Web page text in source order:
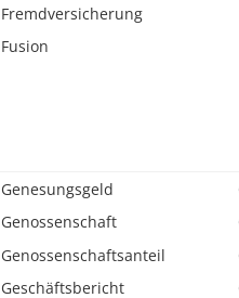
Fremdversicherung
Fusion
Genesungsgeld
Genossenschaft
Genossenschaftsanteil
Geschäftsbericht